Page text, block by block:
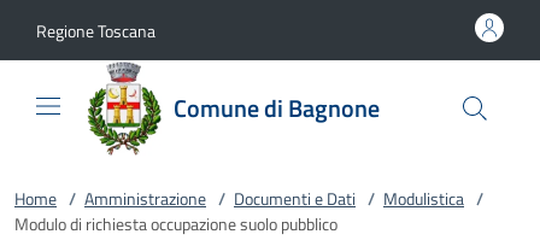
Regione Toscana
Comune di Bagnone
Home / Amministrazione / Documenti e Dati / Modulistica /
Modulo di richiesta occupazione suolo pubblico